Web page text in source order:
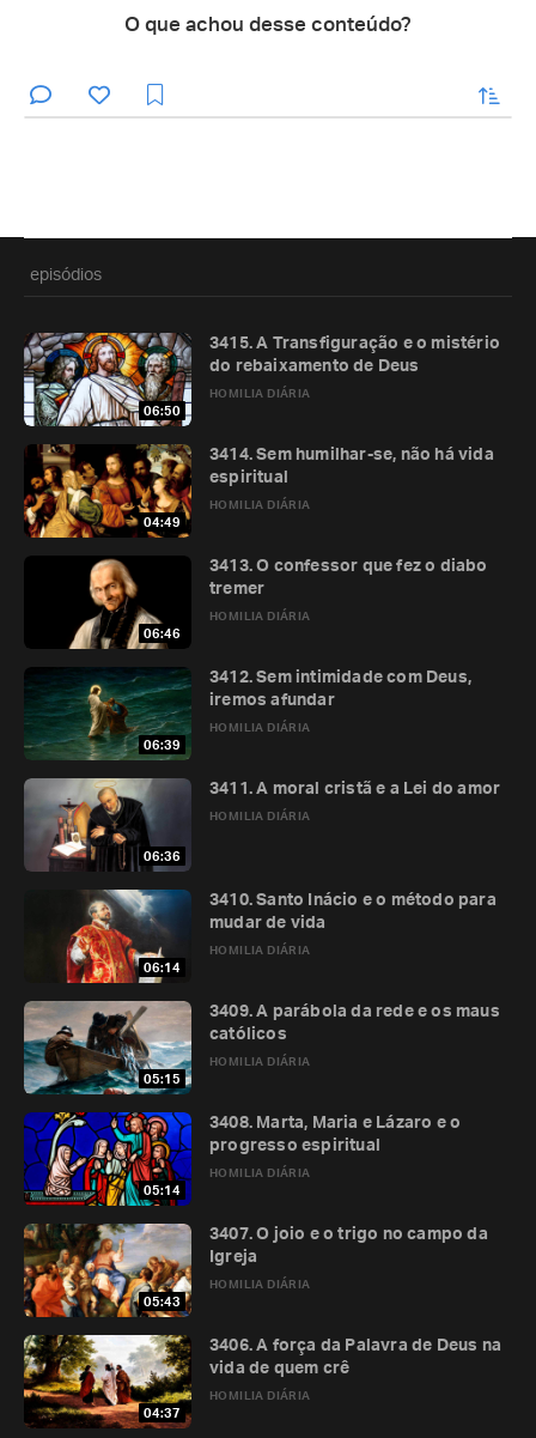
O que achou desse conteúdo?
enviar
episódios
06:50
HOMILIA DIÁRIA
3415. A Transfiguração e o mistério
do rebaixamento de Deus
04:49
HOMILIA DIÁRIA
3414. Sem humilhar-se, não há vida
espiritual
06:46
HOMILIA DIÁRIA
3413. O confessor que fez o diabo
tremer
06:39
HOMILIA DIÁRIA
3412. Sem intimidade com Deus,
iremos afundar
06:36
HOMILIA DIÁRIA
3411. A moral cristã e a Lei do amor
06:14
HOMILIA DIÁRIA
3410. Santo Inácio e o método para
mudar de vida
05:15
HOMILIA DIÁRIA
3409. A parábola da rede e os maus
católicos
05:14
HOMILIA DIÁRIA
3408. Marta, Maria e Lázaro e o
progresso espiritual
05:43
HOMILIA DIÁRIA
3407. O joio e o trigo no campo da
Igreja
04:37
HOMILIA DIÁRIA
3406. A força da Palavra de Deus na
vida de quem crê